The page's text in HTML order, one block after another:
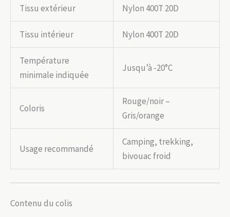
Tissu extérieur Nylon 400T 20D
Tissu intérieur Nylon 400T 20D
Température
minimale indiquée
Jusqu’à -20°C
Coloris
Rouge/noir –
Gris/orange
Usage recommandé
Camping, trekking,
bivouac froid
Contenu du colis